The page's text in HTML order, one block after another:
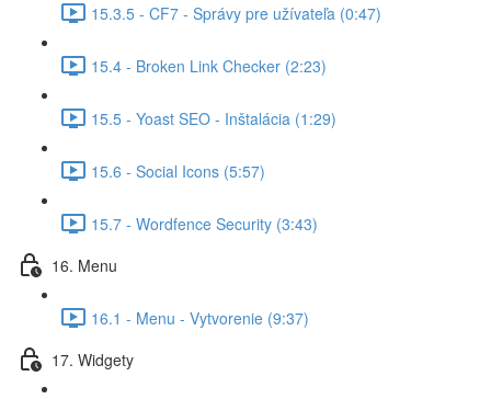
15.3.5 - CF7 - Správy pre užívateľa (0:47)
15.4 - Broken Link Checker (2:23)
15.5 - Yoast SEO - Inštalácia (1:29)
15.6 - Social Icons (5:57)
15.7 - Wordfence Security (3:43)
16. Menu
16.1 - Menu - Vytvorenie (9:37)
17. Widgety